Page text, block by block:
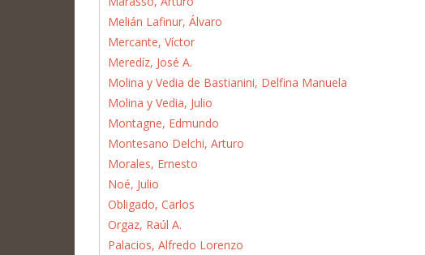
Melián Lafinur, Álvaro
Mercante, Víctor
Meredíz, José A.
Molina y Vedia de Bastianini, Delfina Manuela
Molina y Vedia, Julio
Montagne, Edmundo
Montesano Delchi, Arturo
Morales, Ernesto
Noé, Julio
Obligado, Carlos
Orgaz, Raúl A.
Palacios, Alfredo Lorenzo